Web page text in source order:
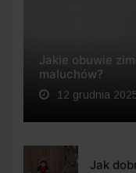
Jakie obuwie
maluchów?
12 grudnia
Jak